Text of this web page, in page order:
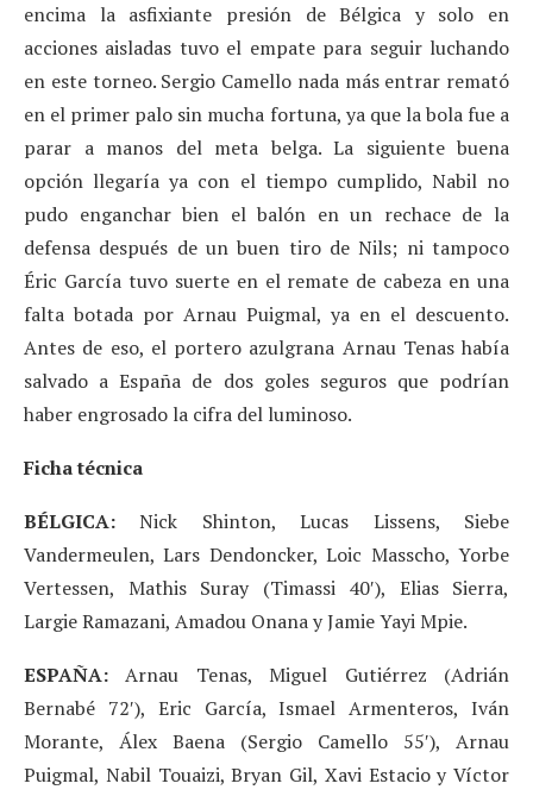
encima la asfixiante presión de Bélgica y solo en
acciones aisladas tuvo el empate para seguir luchando
en este torneo. Sergio Camello nada más entrar remató
en el primer palo sin mucha fortuna, ya que la bola fue a
parar a manos del meta belga. La siguiente buena
opción llegaría ya con el tiempo cumplido, Nabil no
pudo enganchar bien el balón en un rechace de la
defensa después de un buen tiro de Nils; ni tampoco
Éric García tuvo suerte en el remate de cabeza en una
falta botada por Arnau Puigmal, ya en el descuento.
Antes de eso, el portero azulgrana Arnau Tenas había
salvado a España de dos goles seguros que podrían
haber engrosado la cifra del luminoso.
Ficha técnica
BÉLGICA: Nick Shinton, Lucas Lissens, Siebe
Vandermeulen, Lars Dendoncker, Loic Masscho, Yorbe
Vertessen, Mathis Suray (Timassi 40′), Elias Sierra,
Largie Ramazani, Amadou Onana y Jamie Yayi Mpie.
ESPAÑA: Arnau Tenas, Miguel Gutiérrez (Adrián
Bernabé 72′), Eric García, Ismael Armenteros, Iván
Morante, Álex Baena (Sergio Camello 55′), Arnau
Puigmal, Nabil Touaizi, Bryan Gil, Xavi Estacio y Víctor